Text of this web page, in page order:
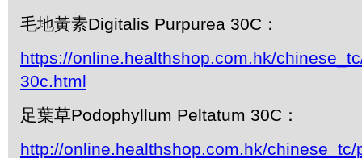
毛地黃素Digitalis Purpurea 30C：
https://online.healthshop.com.hk/
30c.html
足葉草Podophyllum Peltatum 30C：
http://online.healthshop.com.hk/chinese_tc/